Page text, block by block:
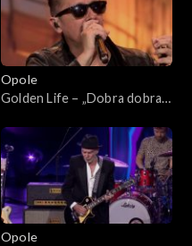
Opole
Golden Life – „Dobra dobra
„SuperJedynki”
Opole